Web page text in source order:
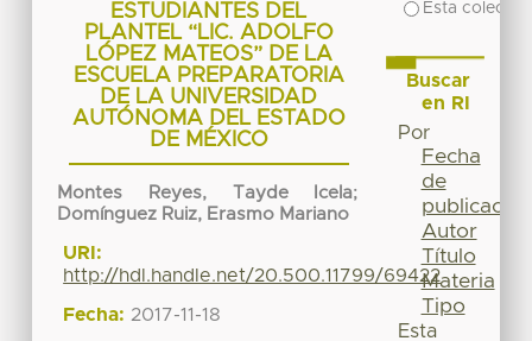
ESTUDIANTES DEL
PLANTEL “LIC. ADOLFO
LÓPEZ MATEOS” DE LA
ESCUELA PREPARATORIA
DE LA UNIVERSIDAD
AUTÓNOMA DEL ESTADO
DE MÉXICO
Montes Reyes, Tayde Icela;
Domínguez Ruiz, Erasmo Mariano
URI:
http://hdl.handle.net/20.500.11799/69422
Fecha: 2017-11-18
Esta
Buscar
en RI
Por
Fecha
de
publicación
Autor
Título
Materia
Tipo
Esta